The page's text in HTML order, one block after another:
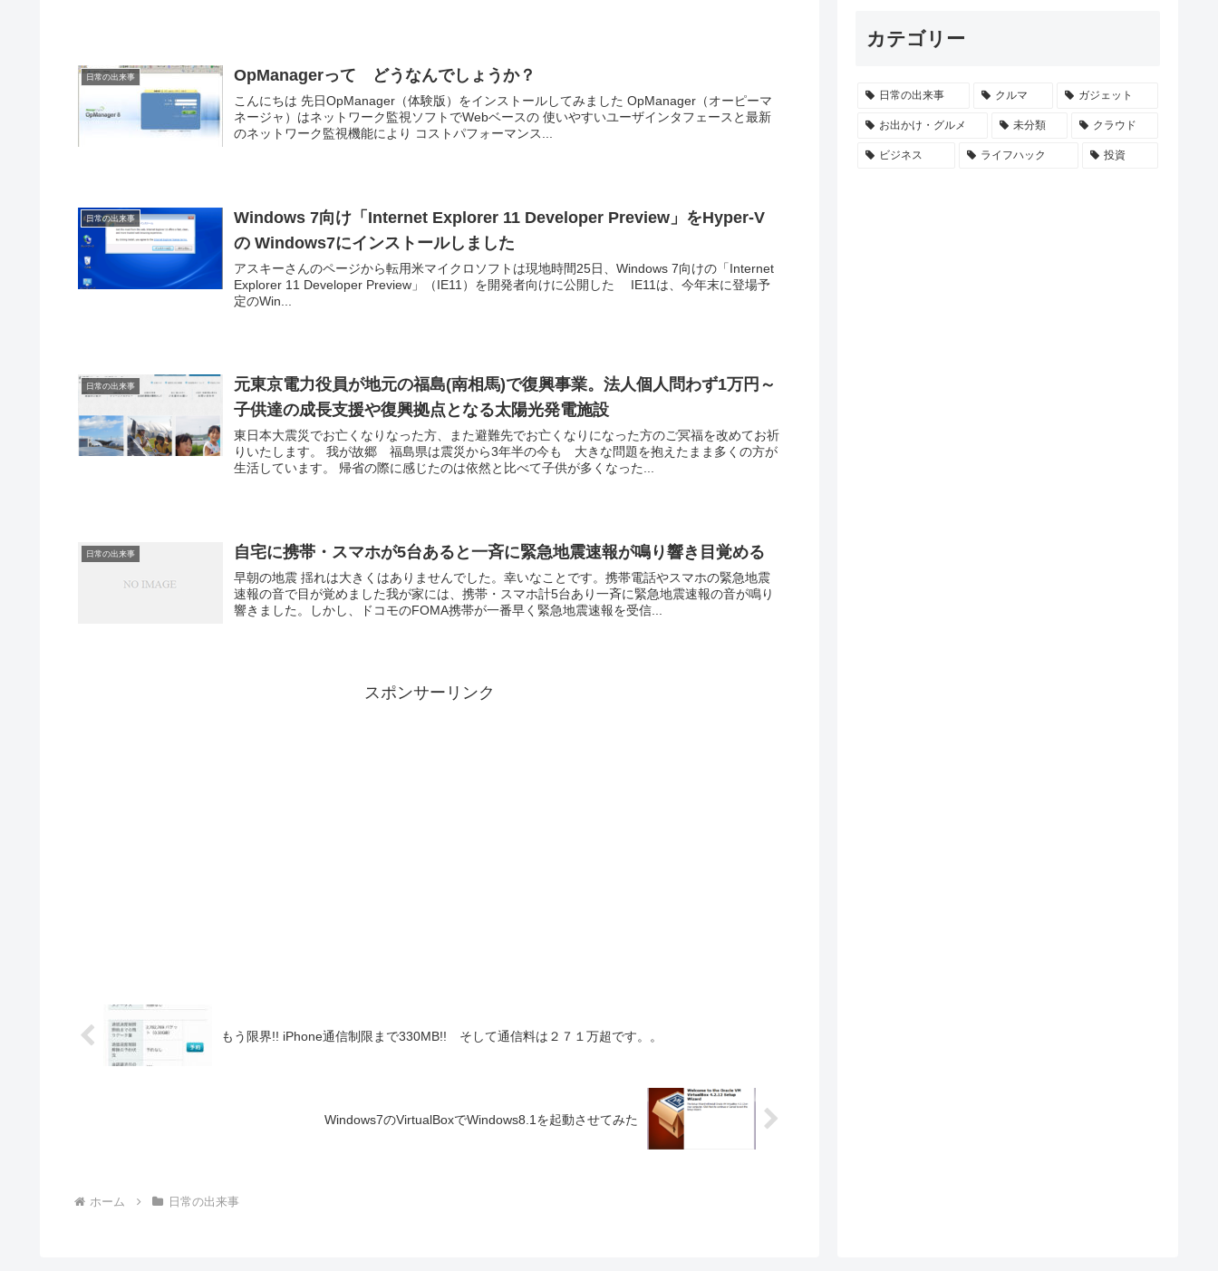
日常の出来事 OpManagerって どうなんでしょうか？
こんにちは 先日OpManager（体験版）をインストールしてみました OpManager（オーピーマ
ネージャ）はネットワーク監視ソフトでWebベースの 使いやすいユーザインタフェースと最新
のネットワーク監視機能により コストパフォーマンス...
日常の出来事
Windows 7向け「Internet Explorer 11 Developer Preview」をHyper-V
の Windows7にインストールしました
アスキーさんのページから転用米マイクロソフトは現地時間25日、Windows 7向けの「Internet
Explorer 11 Developer Preview」（IE11）を開発者向けに公開した IE11は、今年末に登場予
定のWin...
日常の出来事
元東京電力役員が地元の福島(南相馬)で復興事業。法人個人問わず1万円～
子供達の成長支援や復興拠点となる太陽光発電施設
東日本大震災でお亡くなりなった方、また避難先でお亡くなりになった方のご冥福を改めてお祈
りいたします。 我が故郷 福島県は震災から3年半の今も 大きな問題を抱えたまま多くの方が
生活しています。 帰省の際に感じたのは依然と比べて子供が多くなった...
日常の出来事 自宅に携帯・スマホが5台あると一斉に緊急地震速報が鳴り響き目覚める
早朝の地震 揺れは大きくはありませんでした。幸いなことです。携帯電話やスマホの緊急地震
速報の音で目が覚めました我が家には、携帯・スマホ計5台あり一斉に緊急地震速報の音が鳴り
響きました。しかし、ドコモのFOMA携帯が一番早く緊急地震速報を受信...
スポンサーリンク
もう限界!! iPhone通信制限まで330MB!! そして通信料は２７１万超です。。
Windows7のVirtualBoxでWindows8.1を起動させてみた
ホーム 日常の出来事
カテゴリー
日常の出来事 クルマ ガジェット
お出かけ・グルメ 未分類 クラウド
ビジネス ライフハック 投資